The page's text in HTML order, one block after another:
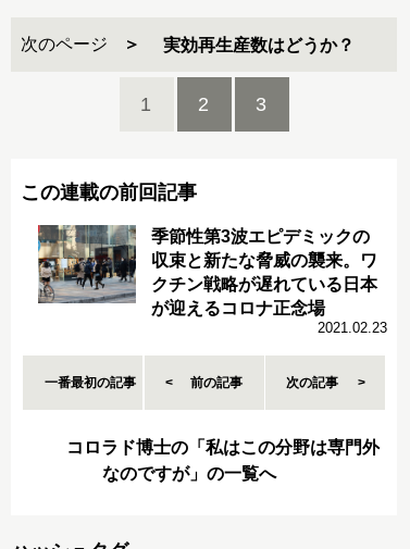
次のページ 実効再生産数はどうか？
1 2 3
この連載の前回記事
季節性第3波エピデミックの
収束と新たな脅威の襲来。ワ
クチン戦略が遅れている日本
が迎えるコロナ正念場
2021.02.23
一番最初の記事 前の記事 次の記事
コロラド博士の「私はこの分野は専門外
なのですが」の一覧へ